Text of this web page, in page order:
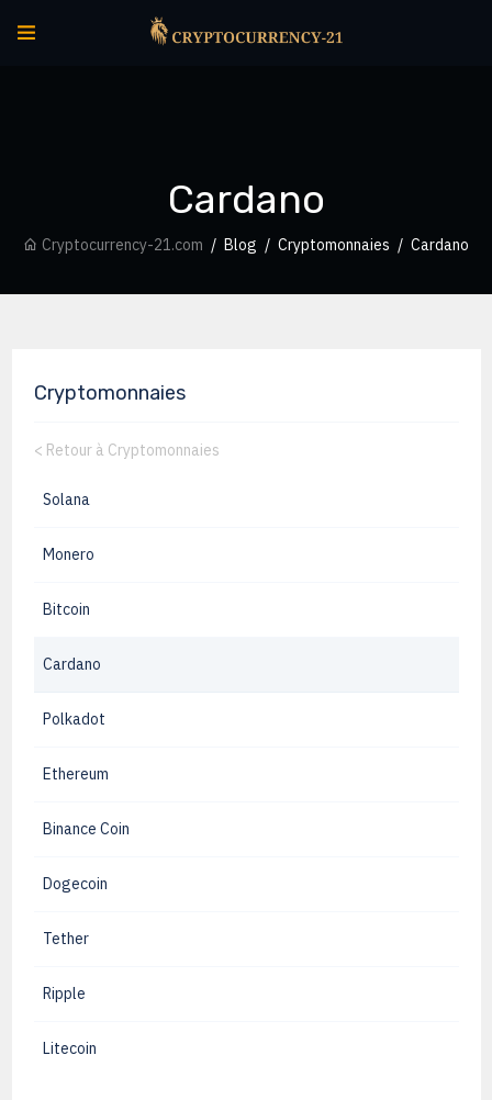
Cardano
Cryptocurrency-21.com Blog Cryptomonnaies Cardano
Cryptomonnaies
< Retour à Cryptomonnaies
Solana
Monero
Bitcoin
Cardano
Polkadot
Ethereum
Binance Coin
Dogecoin
Tether
Ripple
Litecoin